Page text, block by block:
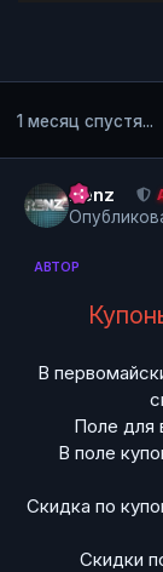
1 месяц спустя...
Renz
АВТОР
В
Поле для
В поле
Скидка по
Скидки